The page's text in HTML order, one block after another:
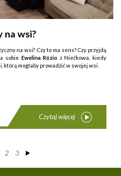
na wsi?
na wsi? Czy to ma sens? Czy przyjdą
sobie Ewelina Rózio z Niećkowa, kiedy
którą mogłaby prowadzić w swojej wsi.
Czytaj więcej
2 3